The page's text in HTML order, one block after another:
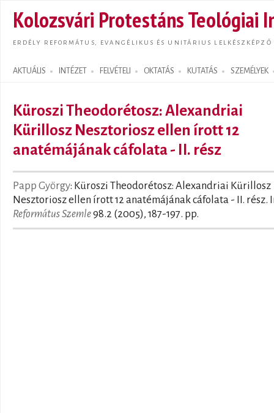
Kolozsvári Protestáns Teológiai
ERDÉLY REFORMÁTUS, EVANGÉLIKUS ÉS UNITÁRIUS LELKÉSZKÉPZŐ
AKTUÁLIS INTÉZET FELVÉTELI OKTATÁS KUTATÁS SZEMÉLYEK
Search form
Küroszi Theodorétosz: Alexandriai
Kürillosz Nesztoriosz ellen írott 12
anatémájának cáfolata - II. rész
Papp György: Küroszi Theodorétosz: Alexandriai Kürillosz
Nesztoriosz ellen írott 12 anatémájának cáfolata - II. rész.
Református Szemle98.2 (2005), 187-197. pp.